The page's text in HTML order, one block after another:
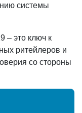
системы
– это ключ к
ритейлеров и
со стороны